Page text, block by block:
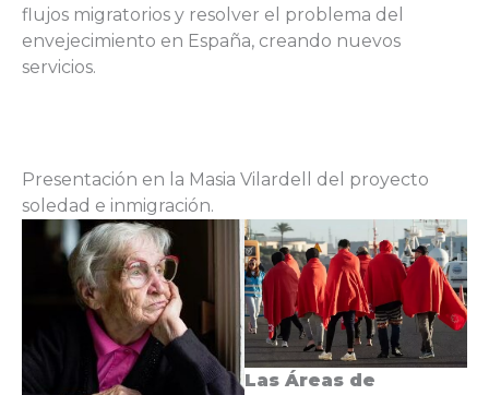
flujos migratorios y resolver el problema del
envejecimiento en España, creando nuevos
servicios.
Presentación en la Masia Vilardell del proyecto
soledad e inmigración.
Las Áreas de